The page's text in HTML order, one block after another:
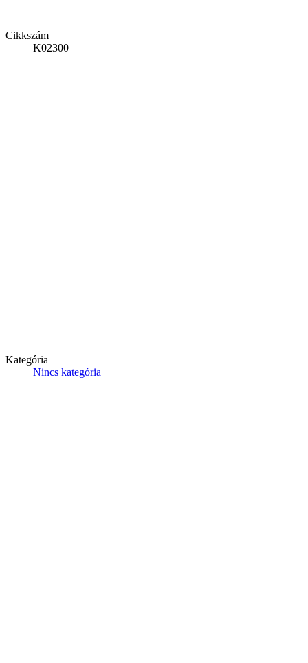
Cikkszám
K02300
Kategória
Nincs kategória